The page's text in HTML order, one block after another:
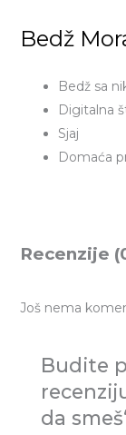
Bedž
Bedž sa
Digitalna
Sjaj
Domaća
Recenzije
Još nema
Budite
da